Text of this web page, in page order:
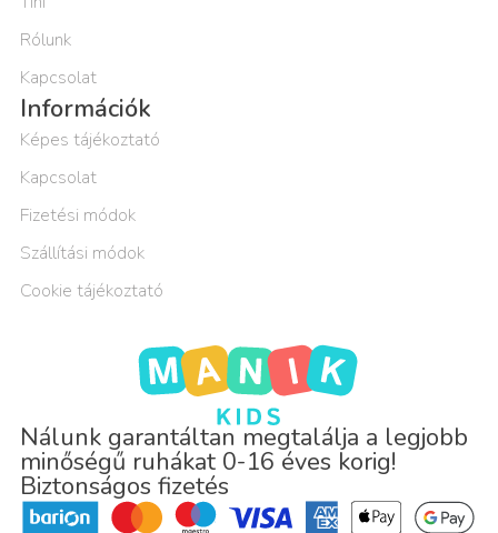
Nálunk garantáltan megtalálja a legjobb
minőségű ruhákat 0-16 éves korig!
Biztonságos fizetés
Rólunk
Kapcsolat
Információk
Képes tájékoztató
Kapcsolat
Fizetési módok
Szállítási módok
Cookie tájékoztató